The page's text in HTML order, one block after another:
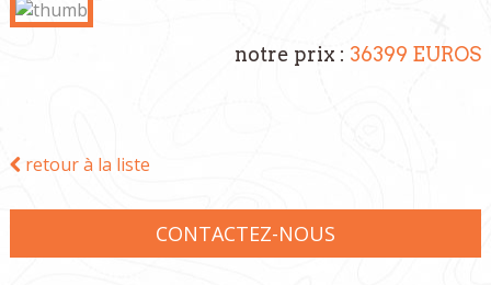
notre prix : 36399 EUROS
retour à la liste
CONTACTEZ-NOUS